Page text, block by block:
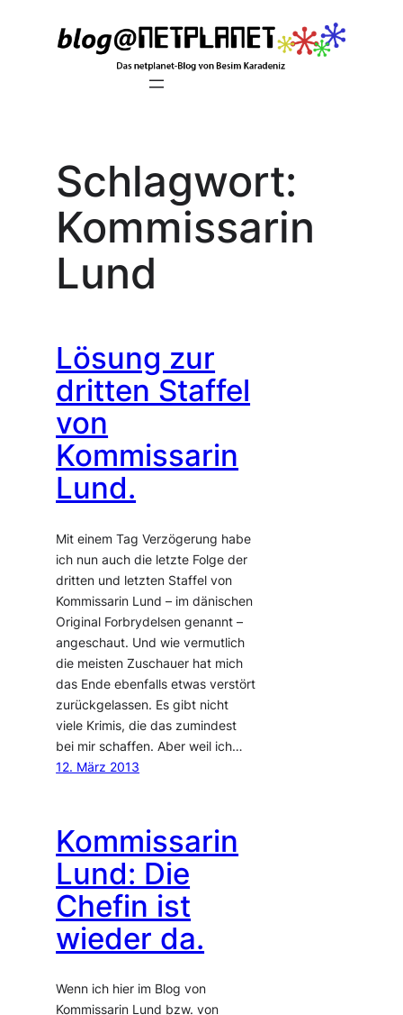
Schlagwort:
Kommissarin
Lund
Lösung zur
dritten Staffel
von
Kommissarin
Lund.
Mit einem Tag Verzögerung habe
ich nun auch die letzte Folge der
dritten und letzten Staffel von
Kommissarin Lund – im dänischen
Original Forbrydelsen genannt –
angeschaut. Und wie vermutlich
die meisten Zuschauer hat mich
das Ende ebenfalls etwas verstört
zurückgelassen. Es gibt nicht
viele Krimis, die das zumindest
bei mir schaffen. Aber weil ich…
12. März 2013
Kommissarin
Lund: Die
Chefin ist
wieder da.
Wenn ich hier im Blog von
Kommissarin Lund bzw. von